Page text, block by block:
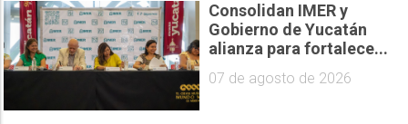
Consolidan IMER y
Gobierno de Yucatán
alianza para fortalece...
07 de agosto de 2026